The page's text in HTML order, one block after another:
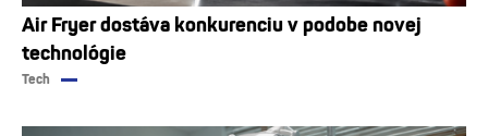
Air Fryer dostáva konkurenciu v podobe novej
technológie
Tech